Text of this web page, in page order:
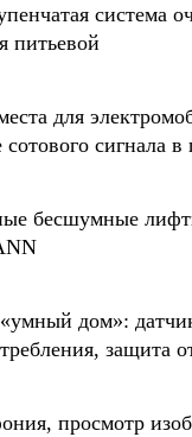
система
питьевой
для
сотового сигнала в
бесшумные
дом»:
защита
просмотр